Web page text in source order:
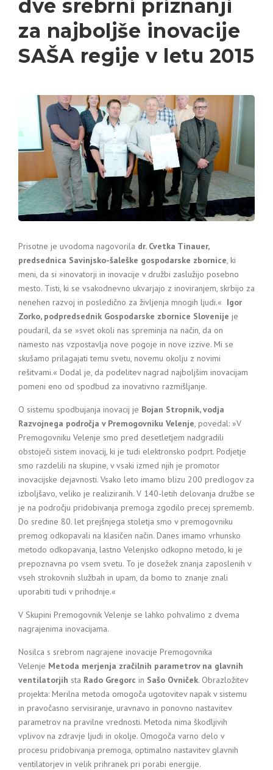
dve srebrni priznanji
za najboljše inovacije
SAŠA regije v letu 2015
Prisotne je uvodoma nagovorila dr. Cvetka Tinauer,
predsednica Savinjsko-šaleške gospodarske zbornice, ki
meni, da si »inovatorji in inovacije v družbi zaslužijo posebno
mesto. Tisti, ki se vsakodnevno ukvarjajo z inoviranjem, skrbijo za
nenehen razvoj in posledično za življenja mnogih ljudi.« Igor
Zorko, podpredsednik Gospodarske zbornice Slovenije je
poudaril, da se »svet okoli nas spreminja na način, da on
namesto nas vzpostavlja nove pogoje in nove izzive. Mi se
skušamo prilagajati temu svetu, novemu okolju z novimi
rešitvami.« Dodal je, da podelitev nagrad najboljšim inovacijam
pomeni eno od spodbud za inovativno razmišljanje.
O sistemu spodbujanja inovacij je Bojan Stropnik, vodja
Razvojnega področja v Premogovniku Velenje, povedal: »V
Premogovniku Velenje smo pred desetletjem nadgradili
obstoječi sistem inovacij, ki je tudi elektronsko podprt. Podjetje
smo razdelili na skupine, v vsaki izmed njih je promotor
inovacijske dejavnosti. Vsako leto imamo blizu 200 predlogov za
izboljšavo, veliko je realiziranih. V 140-letih delovanja družbe se
je na področju pridobivanja premoga zgodilo precej sprememb.
Do sredine 80. let prejšnjega stoletja smo v premogovniku
premog odkopavali na klasičen način. Danes imamo vrhunsko
metodo odkopavanja, lastno Velenjsko odkopno metodo, ki je
prepoznavna po vsem svetu. To je dosežek znanja zaposlenih v
vseh strokovnih službah in upam, da bomo to znanje znali
uporabiti tudi v prihodnje.«
V Skupini Premogovnik Velenje se lahko pohvalimo z dvema
nagrajenima inovacijama.
Nosilca s srebrom nagrajene inovacije Premogovnika
Velenje Metoda merjenja zračilnih parametrov na glavnih
ventilatorjih sta Rado Gregorc in Sašo Ovniček. Obrazložitev
projekta: Merilna metoda omogoča ugotovitev napak v sistemu
in pravočasno servisiranje, uravnavo in ponovno nastavitev
parametrov na pravilne vrednosti. Metoda nima škodljivih
vplivov na zdravje ljudi in okolje. Omogoča varno delo v
procesu pridobivanja premoga, optimalno nastavitev glavnih
ventilatorjev in velik prihranek pri porabi energije.